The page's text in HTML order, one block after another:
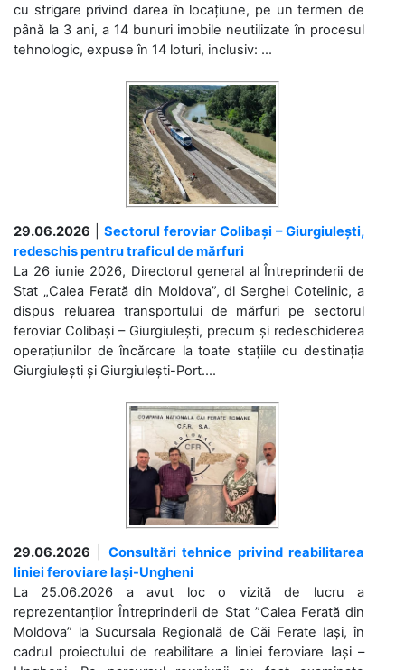
cu strigare privind darea în locațiune, pe un termen de
până la 3 ani, a 14 bunuri imobile neutilizate în procesul
tehnologic, expuse în 14 loturi, inclusiv: ...
29.06.2026
Sectorul feroviar Colibași – Giurgiulești,
redeschis pentru traficul de mărfuri
La 26 iunie 2026, Directorul general al Întreprinderii de
Stat „Calea Ferată din Moldova”, dl Serghei Cotelinic, a
dispus reluarea transportului de mărfuri pe sectorul
feroviar Colibași – Giurgiulești, precum și redeschiderea
operațiunilor de încărcare la toate stațiile cu destinația
Giurgiulești și Giurgiulești-Port....
29.06.2026
Consultări tehnice privind reabilitarea
liniei feroviare Iași-Ungheni
La 25.06.2026 a avut loc o vizită de lucru a
reprezentanților Întreprinderii de Stat ”Calea Ferată din
Moldova” la Sucursala Regională de Căi Ferate Iași, în
cadrul proiectului de reabilitare a liniei feroviare Iași –